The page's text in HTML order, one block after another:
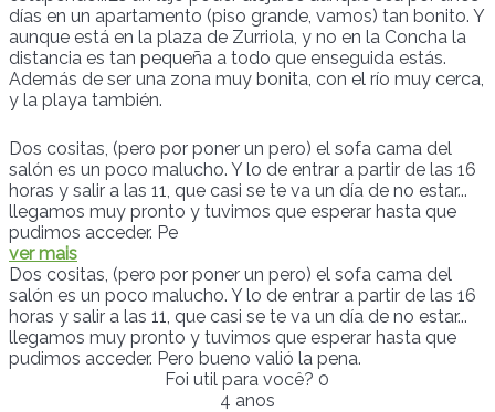
días en un apartamento (piso grande, vamos) tan bonito. Y
aunque está en la plaza de Zurriola, y no en la Concha la
distancia es tan pequeña a todo que enseguida estás.
Además de ser una zona muy bonita, con el río muy cerca,
y la playa también.
Dos cositas, (pero por poner un pero) el sofa cama del
salón es un poco malucho. Y lo de entrar a partir de las 16
horas y salir a las 11, que casi se te va un día de no estar...
llegamos muy pronto y tuvimos que esperar hasta que
pudimos acceder. Pe
ver mais
Dos cositas, (pero por poner un pero) el sofa cama del
salón es un poco malucho. Y lo de entrar a partir de las 16
horas y salir a las 11, que casi se te va un día de no estar...
llegamos muy pronto y tuvimos que esperar hasta que
pudimos acceder. Pero bueno valió la pena.
Foi util para você? 0
4 anos